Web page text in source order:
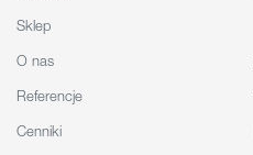
Sklep
O nas
Referencje
Cenniki